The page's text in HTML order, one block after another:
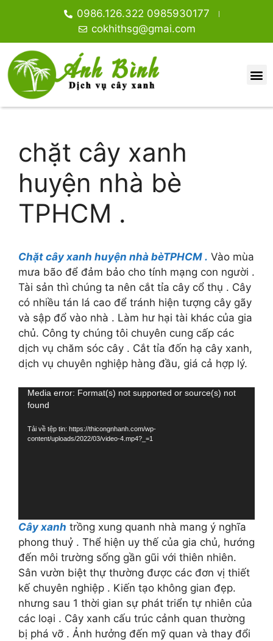
0986.126.322 0985930177
cokhithsg@gmai.com
chặt cây xanh
huyện nhà bè
TPHCM .
Chặt cây xanh huyện nhà bèTPHCM . Vào mùa
mưa bão để đảm bảo cho tính mạng con người .
Tài sản thì chúng ta nên cắt tỉa cây cổ thụ . Cây
có nhiều tán lá cao để tránh hiện tượng cây gãy
và sập đổ vào nhà . Làm hư hại tài khác của gia
chủ. Công ty chúng tôi chuyên cung cấp các
dịch vụ chăm sóc cây . Cắt tỉa đốn hạ cây xanh,
dịch vụ chuyên nghiệp hàng đầu, giá cả hợp lý.
Trình
chơi
Video
Media error: Format(s) not supported or source(s) not
found
Tải về tệp tin: https://thicongnhanh.com/wp-
content/uploads/2022/03/video-4.mp4?_=1
Cây xanh trồng xung quanh nhà mang ý nghĩa
phong thuỷ . Thể hiện uy thế của gia chủ, hướng
đến môi trường sống gần gũi với thiên nhiên.
Sân vườn biệt thự thường được các đơn vị thiết
kế chuyên nghiệp . Kiến tạo không gian đẹp.
nhưng sau 1 thời gian sự phát triển tự nhiên của
các loại . Cây xanh cấu trúc cảnh quan thường
bị phá vỡ . Ảnh hưởng đến mỹ quan và thay đổi